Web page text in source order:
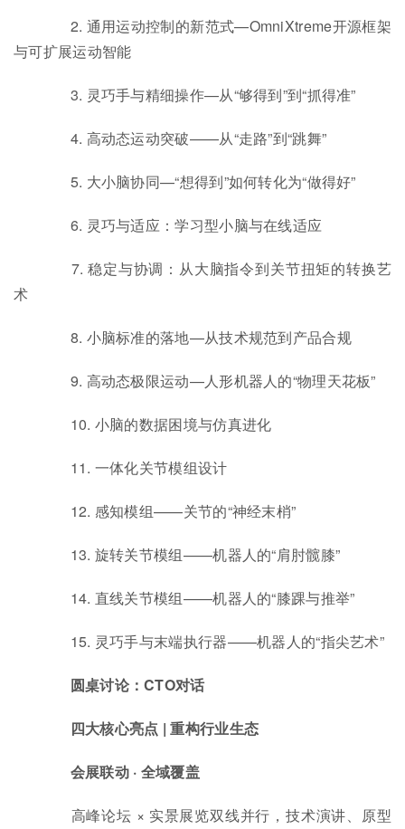
2. 通用运动控制的新范式—OmniXtreme开源框架
与可扩展运动智能
3. 灵巧手与精细操作—从“够得到”到“抓得准”
4. 高动态运动突破——从“走路”到“跳舞”
5. 大小脑协同—“想得到”如何转化为“做得好”
6. 灵巧与适应：学习型小脑与在线适应
7. 稳定与协调：从大脑指令到关节扭矩的转换艺
术
8. 小脑标准的落地—从技术规范到产品合规
9. 高动态极限运动—人形机器人的“物理天花板”
10. 小脑的数据困境与仿真进化
11. 一体化关节模组设计
12. 感知模组——关节的“神经末梢”
13. 旋转关节模组——机器人的“肩肘髋膝”
14. 直线关节模组——机器人的“膝踝与推举”
15. 灵巧手与末端执行器——机器人的“指尖艺术”
圆桌讨论：CTO对话
四大核心亮点 | 重构行业生态
会展联动 · 全域覆盖
高峰论坛 × 实景展览双线并行，技术演讲、原型